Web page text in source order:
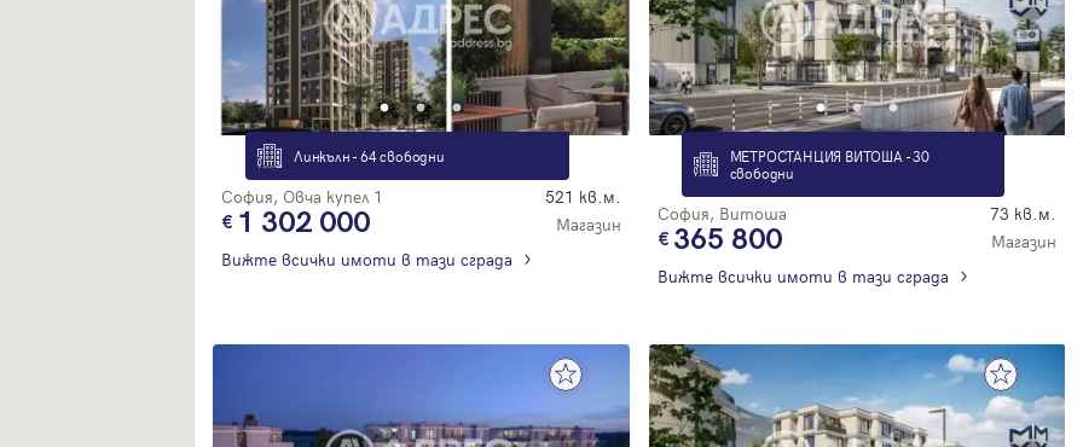
Линкълн - 64 свободни
София, Овча купел 1 521 кв.м.
1 302 000
Магазин
Вижте всички имоти в тази сграда
МЕТРОСТАНЦИЯ ВИТОША - 30
свободни
София, Витоша 73 кв.м.
365 800
Магазин
Вижте всички имоти в тази сграда